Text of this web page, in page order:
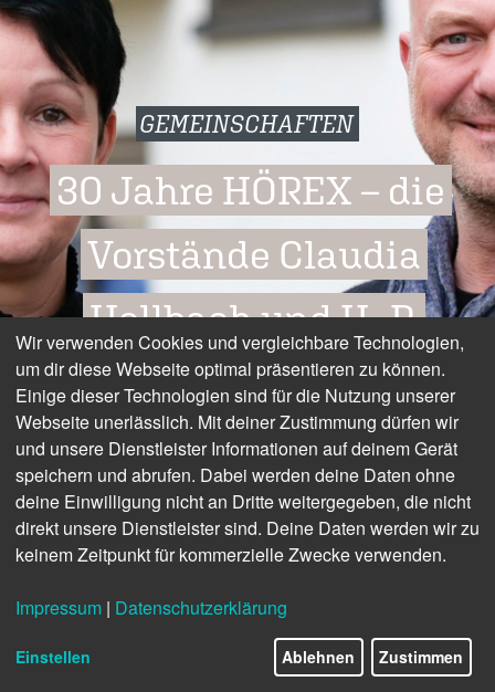
GEMEINSCHAFTEN
30 Jahre HÖREX – die
Vorstände Claudia
Hellbach und H.-P.
Weihmann über den
Status quo der
Genossenschaft
Wir verwenden Cookies und vergleichbare Technologien,
um dir diese Webseite optimal präsentieren zu können.
Einige dieser Technologien sind für die Nutzung unserer
Webseite unerlässlich. Mit deiner Zustimmung dürfen wir
und unsere Dienstleister Informationen auf deinem Gerät
speichern und abrufen. Dabei werden deine Daten ohne
deine Einwilligung nicht an Dritte weitergegeben, die nicht
direkt unsere Dienstleister sind. Deine Daten werden wir zu
keinem Zeitpunkt für kommerzielle Zwecke verwenden.
Impressum | Datenschutzerklärung
Einstellen Ablehnen Zustimmen